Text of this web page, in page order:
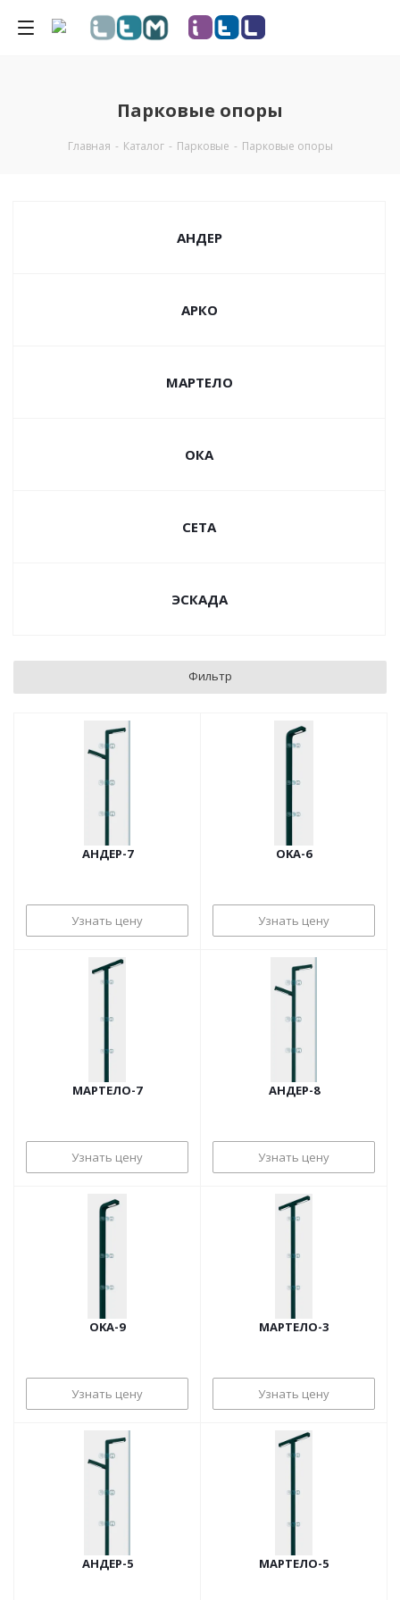
Парковые опоры
Главная - Каталог - Парковые - Парковые опоры
АНДЕР
АРКО
МАРТЕЛО
ОКА
СЕТА
ЭСКАДА
Фильтр
АНДЕР-7
Узнать цену
OKA-6
Узнать цену
МАРТЕЛО-7
Узнать цену
АНДЕР-8
Узнать цену
OKA-9
Узнать цену
МАРТЕЛО-3
Узнать цену
АНДЕР-5 МАРТЕЛО-5